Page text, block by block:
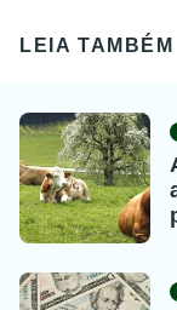
LEIA TAMBÉM